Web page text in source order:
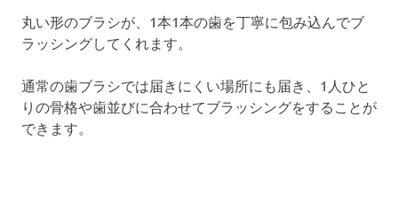
丸い形のブラシが、1本1本の歯を丁寧に包み込んでブ
ラッシングしてくれます。
通常の歯ブラシでは届きにくい場所にも届き、1人ひと
りの骨格や歯並びに合わせてブラッシングをすることが
できます。